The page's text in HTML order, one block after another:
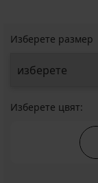
Изберете размер
Изберете цвят: